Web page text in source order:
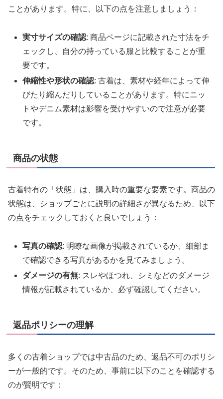
ことがあります。特に、以下の点を注意しましょう：
実寸サイズの確認: 商品ページに記載された寸法をチ
ェックし、自分の持っている服と比較することが重
要です。
伸縮性や形状の確認: 古着は、素材や経年によって伸
びたり縮んだりしていることがあります。特にニッ
トやデニム素材は影響を受けやすいので注意が必要
です。
商品の状態
古着特有の「状態」は、購入時の重要な要素です。商品の
状態は、ショップごとに説明の詳細さが異なるため、以下
の点をチェックしておくと良いでしょう：
写真の確認: 明瞭な画像が掲載されているか、細部ま
で確認できる写真があるかを見てみましょう。
ダメージの有無: スレやほつれ、シミなどのダメージ
情報が記載されているか、必ず確認してください。
返品ポリシーの理解
多くの古着ショップでは中古品のため、返品不可のポリシ
ーが一般的です。そのため、事前に以下のことを確認する
のが賢明です：